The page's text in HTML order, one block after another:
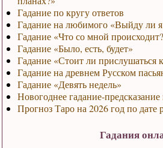
Гадание по кругу ответов
Гадание на любимого «Выйду ли я
Гадание «Что со мной
Гадание «Было, есть, будет»
Гадание «Стоит ли прислушаться
Гадание на древнем Русском
Гадание «Девять недель»
Новогоднее гадание-
Прогноз Таро на 2026 год по дате
Гадания